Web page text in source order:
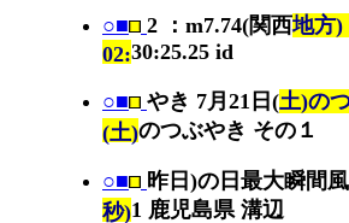
○■ 2 ：m7.74(関西地方)
02:30:25.25 id
○■ やき 7月21日(土)の
(土)のつぶやき その１
○■ 昨日)の日最大瞬間
秒)1 鹿児島県 溝辺